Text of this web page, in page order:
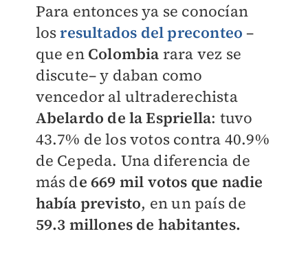
Para entonces ya se conocían
losresultados del preconteo –
que en Colombia rara vez se
discute– y daban como
vencedor al ultraderechista
Abelardo de la Espriella: tuvo
43.7% de los votos contra 40.9%
de Cepeda. Una diferencia de
más de 669 mil votos que nadie
había previsto, en un país de
59.3 millones de habitantes.